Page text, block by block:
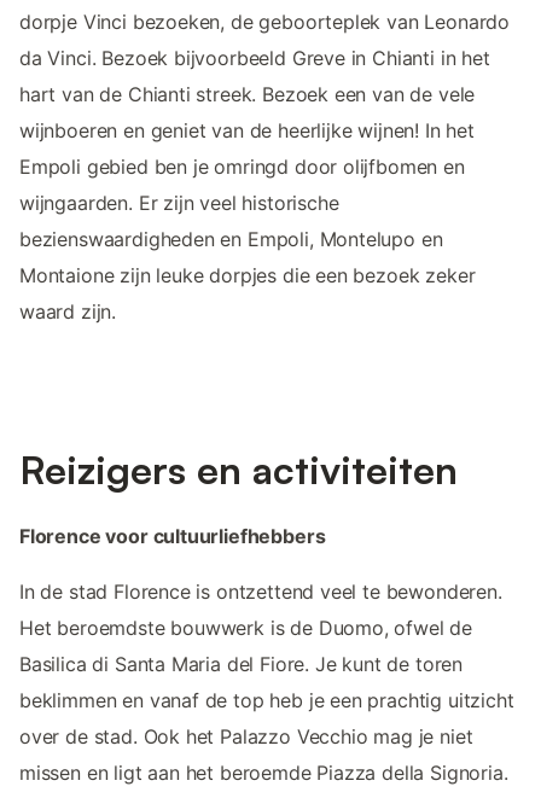
dorpje Vinci bezoeken, de geboorteplek van Leonardo
da Vinci. Bezoek bijvoorbeeld Greve in Chianti in het
hart van de Chianti streek. Bezoek een van de vele
wijnboeren en geniet van de heerlijke wijnen! In het
Empoli gebied ben je omringd door olijfbomen en
wijngaarden. Er zijn veel historische
bezienswaardigheden en Empoli, Montelupo en
Montaione zijn leuke dorpjes die een bezoek zeker
waard zijn.
Reizigers en activiteiten
Florence voor cultuurliefhebbers
In de stad Florence is ontzettend veel te bewonderen.
Het beroemdste bouwwerk is de Duomo, ofwel de
Basilica di Santa Maria del Fiore. Je kunt de toren
beklimmen en vanaf de top heb je een prachtig uitzicht
over de stad. Ook het Palazzo Vecchio mag je niet
missen en ligt aan het beroemde Piazza della Signoria.